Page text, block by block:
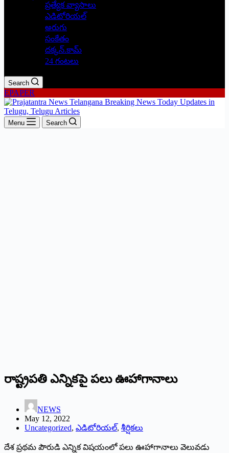
ప్రత్యేక వ్యాసాలు
ఎడిటోరియల్
అరుగు
సంకేతం
దక్కన్.కామ్
24 గంటలు
Search
EPAPER
Menu Search
రాష్ట్రపతి ఎన్నికపై పలు ఊహాగానాలు
NEWS
May 12, 2022
Uncategorized, ఎడిటోరియల్, శీర్షికలు
దేశ ప్రథమ పౌరుడి ఎన్నిక విషయంలో పలు ఊహాగానాలు వెలువడు